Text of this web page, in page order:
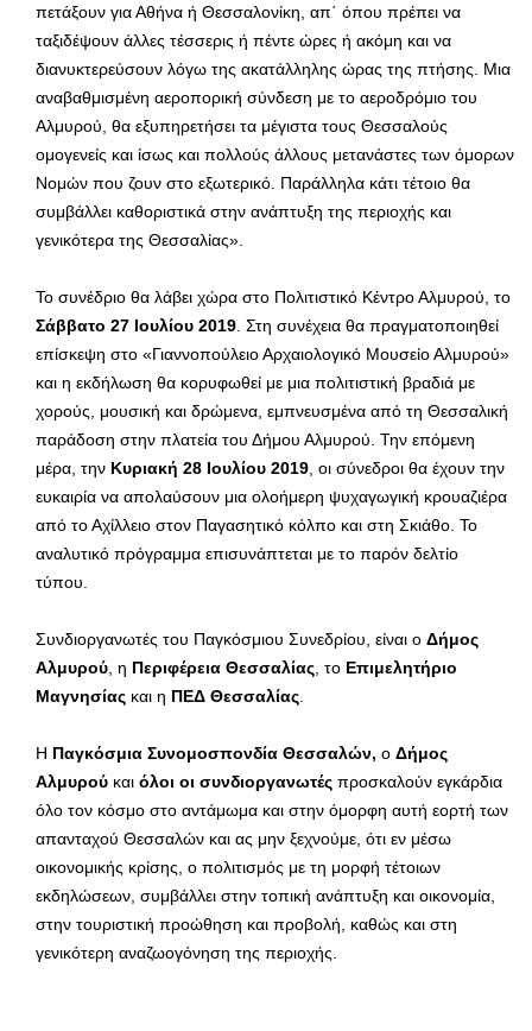
πετάξουν για Αθήνα ή Θεσσαλονίκη, απ΄ όπου πρέπει να
ταξιδέψουν άλλες τέσσερις ή πέντε ώρες ή ακόμη και να
διανυκτερεύσουν λόγω της ακατάλληλης ώρας της πτήσης. Μια
αναβαθμισμένη αεροπορική σύνδεση με το αεροδρόμιο του
Αλμυρού, θα εξυπηρετήσει τα μέγιστα τους Θεσσαλούς
ομογενείς και ίσως και πολλούς άλλους μετανάστες των όμορων
Νομών που ζουν στο εξωτερικό. Παράλληλα κάτι τέτοιο θα
συμβάλλει καθοριστικά στην ανάπτυξη της περιοχής και
γενικότερα της Θεσσαλίας».
Το συνέδριο θα λάβει χώρα στο Πολιτιστικό Kέντρο Αλμυρού, το
Σάββατο 27 Ιουλίου 2019. Στη συνέχεια θα πραγματοποιηθεί
επίσκεψη στο «Γιαννοπούλειο Αρχαιολογικό Μουσείο Αλμυρού»
και η εκδήλωση θα κορυφωθεί με μια πολιτιστική βραδιά με
χορούς, μουσική και δρώμενα, εμπνευσμένα από τη Θεσσαλική
παράδοση στην πλατεία του Δήμου Αλμυρού. Την επόμενη
μέρα, την Κυριακή 28 Ιουλίου 2019, οι σύνεδροι θα έχουν την
ευκαιρία να απολαύσουν μια ολοήμερη ψυχαγωγική κρουαζιέρα
από το Αχίλλειο στον Παγασητικό κόλπο και στη Σκιάθο. Το
αναλυτικό πρόγραμμα επισυνάπτεται με το παρόν δελτίο
τύπου.
Συνδιοργανωτές του Παγκόσμιου Συνεδρίου, είναι ο Δήμος
Αλμυρού, η Περιφέρεια Θεσσαλίας, το Επιμελητήριο
Μαγνησίας και η ΠΕΔ Θεσσαλίας.
Η Παγκόσμια Συνομοσπονδία Θεσσαλών, ο Δήμος
Αλμυρού και όλοι οι συνδιοργανωτές προσκαλούν εγκάρδια
όλο τον κόσμο στο αντάμωμα και στην όμορφη αυτή εορτή των
απανταχού Θεσσαλών και ας μην ξεχνούμε, ότι εν μέσω
οικονομικής κρίσης, ο πολιτισμός με τη μορφή τέτοιων
εκδηλώσεων, συμβάλλει στην τοπική ανάπτυξη και οικονομία,
στην τουριστική προώθηση και προβολή, καθώς και στη
γενικότερη αναζωογόνηση της περιοχής.